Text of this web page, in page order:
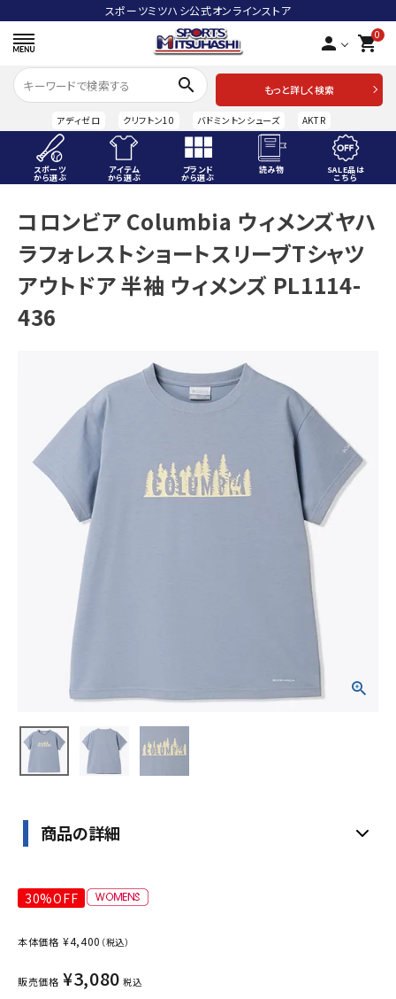
スポーツミツハシ公式オンラインストア
person 0
shopping_cart
search
もっと詳しく検索
アディゼロ クリフトン10 バドミントンシューズ AKTR
スポーツ
から選ぶ
アイテム
から選ぶ
ブランド
から選ぶ
読み物 SALE品は
こちら
ACCOUNT MENU
ようこそ ゲスト 様
meeting_room ログイン person 会員登録
スポーツから選ぶ
ブランドから選ぶ
SALE品はこちら
INFORMATIOM
ご利用ガイド
お問い合わせ
メルマガ登録
特定商取引法
プライバシーポリシー
コロンビア Columbia ウィメンズヤハ
ラフォレストショートスリーブTシャツ
アウトドア 半袖 ウィメンズ PL1114-
436
商品の詳細
30%OFF
本体価格 ¥4,400 （税込）
販売価格 ¥3,080 税込